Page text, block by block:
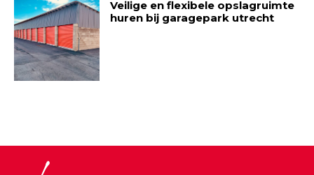
Veilige en flexibele opslagruimte
huren bij garagepark utrecht